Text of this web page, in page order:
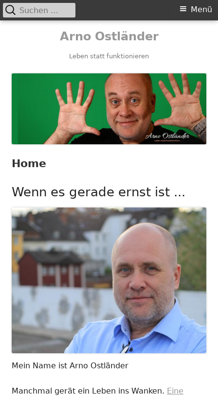
Arno Ostländer
Leben statt funktionieren
Primäres
Menü
Suchen
nach:
Home
Wenn es gerade ernst ist ...
Mein Name ist Arno Ostländer
Manchmal gerät ein Leben ins Wanken. Eine